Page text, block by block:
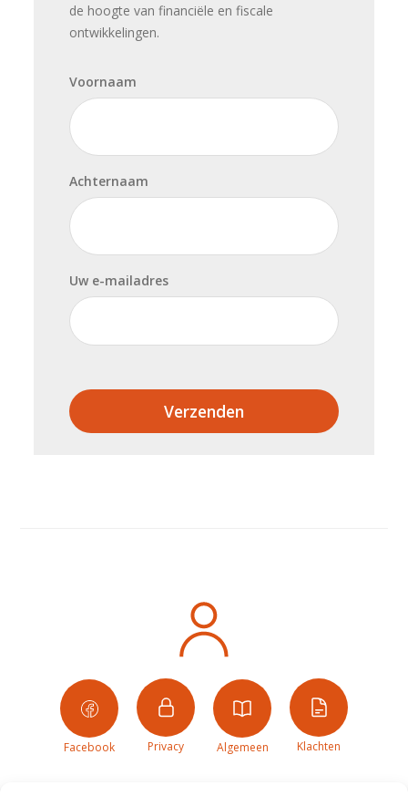
de hoogte van financiële en fiscale
ontwikkelingen.
Voornaam
Achternaam
Uw e-mailadres
Verzenden
Facebook Privacy Algemeen Klachten